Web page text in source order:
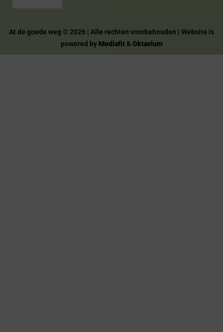
At de goede weg © 2026 | Alle rechten voorbehouden | Website is
powered by Mediafit& Oktavium